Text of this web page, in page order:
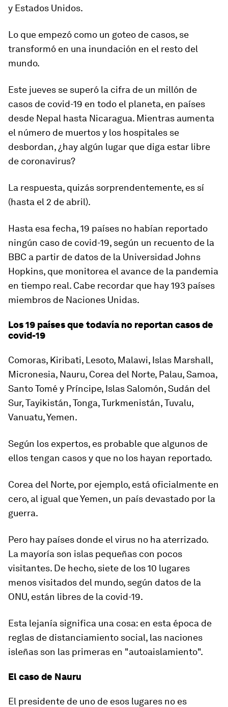
y Estados Unidos.
Lo que empezó como un goteo de casos, se
transformó en una inundación en el resto del
mundo.
Este jueves se superó la cifra de un millón de
casos de covid-19 en todo el planeta, en países
desde Nepal hasta Nicaragua. Mientras aumenta
el número de muertos y los hospitales se
desbordan, ¿hay algún lugar que diga estar libre
de coronavirus?
La respuesta, quizás sorprendentemente, es sí
(hasta el 2 de abril).
Hasta esa fecha, 19 países no habían reportado
ningún caso de covid-19, según un recuento de la
BBC a partir de datos de la Universidad Johns
Hopkins, que monitorea el avance de la pandemia
en tiempo real. Cabe recordar que hay 193 países
miembros de Naciones Unidas.
Los 19 países que todavía no reportan casos de
covid-19
Comoras, Kiribati, Lesoto, Malawi, Islas Marshall,
Micronesia, Nauru, Corea del Norte, Palau, Samoa,
Santo Tomé y Príncipe, Islas Salomón, Sudán del
Sur, Tayikistán, Tonga, Turkmenistán, Tuvalu,
Vanuatu, Yemen.
Según los expertos, es probable que algunos de
ellos tengan casos y que no los hayan reportado.
Corea del Norte, por ejemplo, está oficialmente en
cero, al igual que Yemen, un país devastado por la
guerra.
Pero hay países donde el virus no ha aterrizado.
La mayoría son islas pequeñas con pocos
visitantes. De hecho, siete de los 10 lugares
menos visitados del mundo, según datos de la
ONU, están libres de la covid-19.
Esta lejanía significa una cosa: en esta época de
reglas de distanciamiento social, las naciones
isleñas son las primeras en "autoaislamiento".
El caso de Nauru
El presidente de uno de esos lugares no es